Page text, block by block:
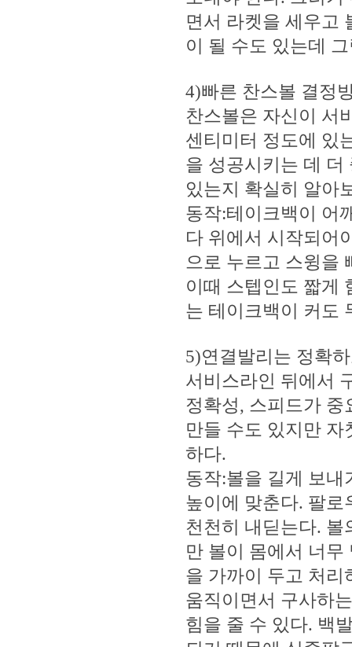
면서 라켓을 세우고
이 될 수도 있는데
4)빠른 찬스볼 결정
찬스볼은 자신이 서
센티미터 정도에 있
을 성공시키는 데 더
있는지 확실히 알아
동작:테이크백이 어
다 위에서 시작되어
으로 누르고 스윙을
이때 스텝인도 짧게
는 테이크백이 커도
5)연결발리는 정확
서비스라인 뒤에서
정확성, 스피드가
만들 수도 있지만
하다.
동작:볼을 길게 보내
높이에 맞춘다. 팔로
천천히 내딛는다.
만 볼이 몸에서 너
을 가까이 두고 처리
움직이면서 구사하
힘을 줄 수 있다. 백